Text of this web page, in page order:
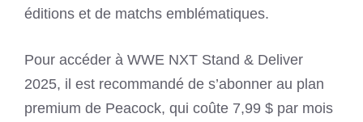
éditions et de matchs emblématiques.
Pour accéder à WWE NXT Stand & Deliver
2025, il est recommandé de s’abonner au plan
premium de Peacock, qui coûte 7,99 $ par mois